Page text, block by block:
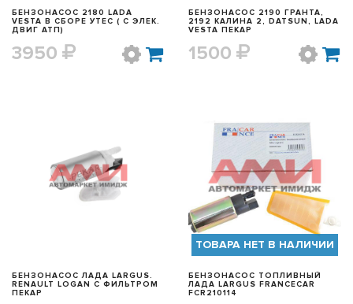
БЕНЗОНАСОС 2180 LADA
VESTA В СБОРЕ УТЕС ( С ЭЛЕК.
ДВИГ АТП)
3950
БЕНЗОНАСОС 2190 ГРАНТА,
2192 КАЛИНА 2, DATSUN, LADA
VESTA ПЕКАР
1500
БЫСТРЫЙ ПРОСМОТР
БЕНЗОНАСОС ЛАДА LARGUS.
RENAULT LOGAN С ФИЛЬТРОМ
ПЕКАР
БЫСТРЫЙ ПРОСМОТР
ТОВАРА НЕТ В НАЛИЧИИ
БЕНЗОНАСОС ТОПЛИВНЫЙ
ЛАДА LARGUS FRANCECAR
FCR210114